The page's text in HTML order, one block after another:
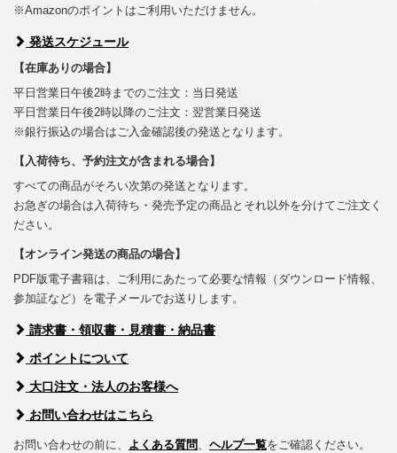
※Amazonのポイントはご利用いただけません。
発送スケジュール
【在庫ありの場合】
平日営業日午後2時までのご注文：当日発送
平日営業日午後2時以降のご注文：翌営業日発送
※銀行振込の場合はご入金確認後の発送となります。
【入荷待ち、予約注文が含まれる場合】
すべての商品がそろい次第の発送となります。
お急ぎの場合は入荷待ち・発売予定の商品とそれ以外を分けてご注文く
ださい。
【オンライン発送の商品の場合】
PDF版電子書籍は、ご利用にあたって必要な情報（ダウンロード情報、
参加証など）を電子メールでお送りします。
請求書・領収書・見積書・納品書
ポイントについて
大口注文・法人のお客様へ
お問い合わせはこちら
お問い合わせの前に、 よくある質問、 ヘルプ一覧をご確認ください。